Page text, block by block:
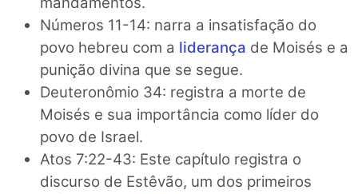
Números 11-14: narra a insatisfação do
povo hebreu com a liderança de Moisés e a
punição divina que se segue.
Deuteronômio 34: registra a morte de
Moisés e sua importância como líder do
povo de Israel.
Atos 7:22-43: Este capítulo registra o
discurso de Estêvão, um dos primeiros